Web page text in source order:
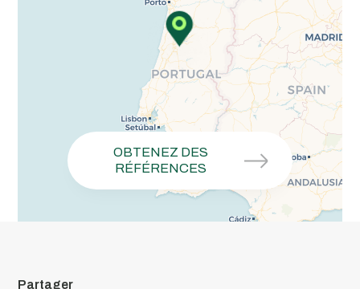
OBTENEZ DES
RÉFÉRENCES
Partager